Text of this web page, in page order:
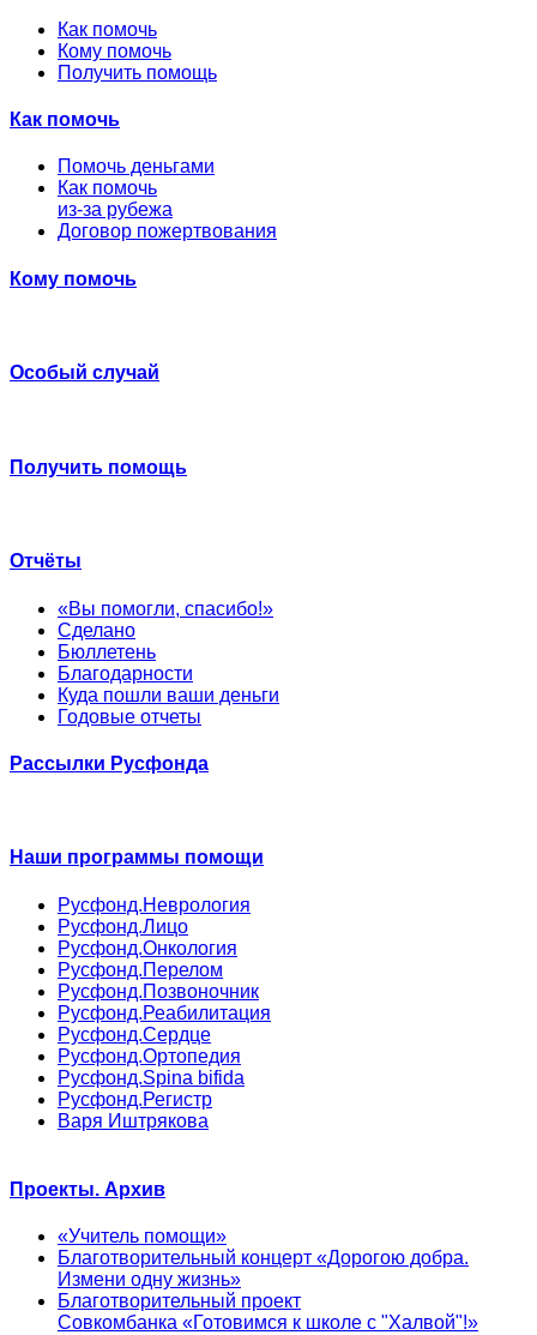
Как помочь
Кому помочь
Получить помощь
Как помочь
Помочь деньгами
Как помочь
из-за рубежа
Договор пожертвования
Кому помочь
Особый случай
Получить помощь
Отчёты
«Вы помогли, спасибо!»
Сделано
Бюллетень
Благодарности
Куда пошли ваши деньги
Годовые отчеты
Рассылки Русфонда
Наши программы помощи
Русфонд.Неврология
Русфонд.Лицо
Русфонд.Онкология
Русфонд.Перелом
Русфонд.Позвоночник
Русфонд.Реабилитация
Русфонд.Сердце
Русфонд.Ортопедия
Русфонд.Spina bifida
Русфонд.Регистр
Варя Иштрякова
Проекты. Архив
«Учитель помощи»
Благотворительный концерт «Дорогою добра.
Измени одну жизнь»
Благотворительный проект
Совкомбанка «Готовимся к школе с "Халвой"!»